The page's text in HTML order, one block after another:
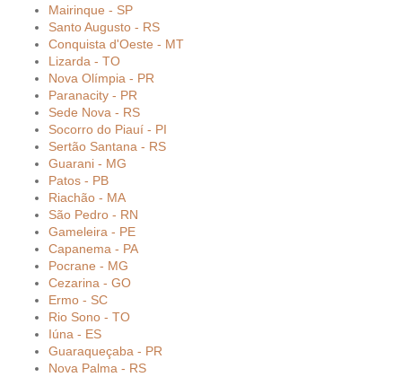
Mairinque - SP
Santo Augusto - RS
Conquista d'Oeste - MT
Lizarda - TO
Nova Olímpia - PR
Paranacity - PR
Sede Nova - RS
Socorro do Piauí - PI
Sertão Santana - RS
Guarani - MG
Patos - PB
Riachão - MA
São Pedro - RN
Gameleira - PE
Capanema - PA
Pocrane - MG
Cezarina - GO
Ermo - SC
Rio Sono - TO
Iúna - ES
Guaraqueçaba - PR
Nova Palma - RS